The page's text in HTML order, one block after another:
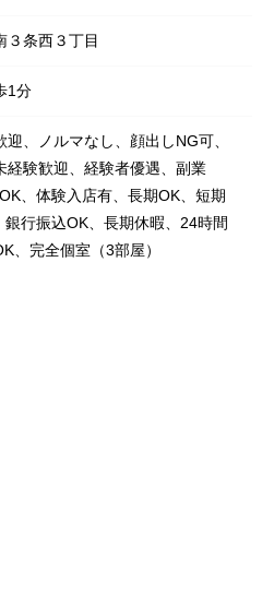
３条西３丁目
1分
迎、ノルマなし、顔出しNG可、
経験歓迎、経験者優遇、副業
、体験入店有、長期OK、短期
銀行振込OK、長期休暇、24時間
、完全個室（3部屋）